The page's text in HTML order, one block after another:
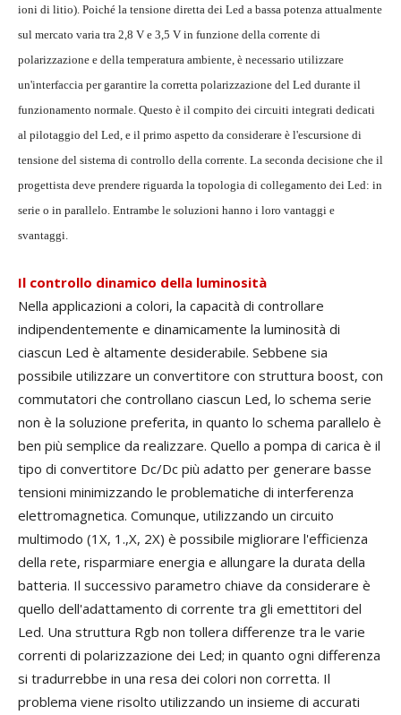
ioni di litio). Poiché la tensione diretta dei Led a bassa potenza attualmente
sul mercato varia tra 2,8 V e 3,5 V in funzione della corrente di
polarizzazione e della temperatura ambiente, è necessario utilizzare
un'interfaccia per garantire la corretta polarizzazione del Led durante il
funzionamento normale. Questo è il compito dei circuiti integrati dedicati
al pilotaggio del Led, e il primo aspetto da considerare è l'escursione di
tensione del sistema di controllo della corrente. La seconda decisione che il
progettista deve prendere riguarda la topologia di collegamento dei Led: in
serie o in parallelo. Entrambe le soluzioni hanno i loro vantaggi e
svantaggi.
Il controllo dinamico della luminosità
Nella applicazioni a colori, la capacità di controllare
indipendentemente e dinamicamente la luminosità di
ciascun Led è altamente desiderabile. Sebbene sia
possibile utilizzare un convertitore con struttura boost, con
commutatori che controllano ciascun Led, lo schema serie
non è la soluzione preferita, in quanto lo schema parallelo è
ben più semplice da realizzare. Quello a pompa di carica è il
tipo di convertitore Dc/Dc più adatto per generare basse
tensioni minimizzando le problematiche di interferenza
elettromagnetica. Comunque, utilizzando un circuito
multimodo (1X, 1.,X, 2X) è possibile migliorare l'efficienza
della rete, risparmiare energia e allungare la durata della
batteria. Il successivo parametro chiave da considerare è
quello dell'adattamento di corrente tra gli emettitori del
Led. Una struttura Rgb non tollera differenze tra le varie
correnti di polarizzazione dei Led; in quanto ogni differenza
si tradurrebbe in una resa dei colori non corretta. Il
problema viene risolto utilizzando un insieme di accurati